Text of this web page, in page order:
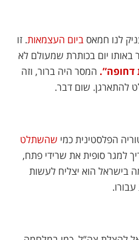
לנו חמאסביום העצמאות. זו
יום בכותרת שמעולם לא
דחופה”. המסר היה ברור, וזה
להתארגן. שום דבר.
הפלסטינית כמי שהשתלט
למגר סופית את שרידי פתח,
בישראל הוא יצליח לעשות